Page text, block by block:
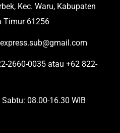
Kec. Waru, Kabupaten
Timur 61256
2660-0035 atau +62 822-
08.00-16.30 WIB